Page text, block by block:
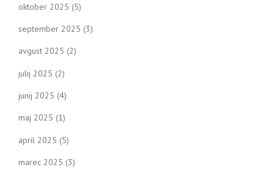
oktober 2025 (5)
september 2025 (3)
avgust 2025 (2)
julij 2025 (2)
junij 2025 (4)
maj 2025 (1)
april 2025 (5)
marec 2025 (3)